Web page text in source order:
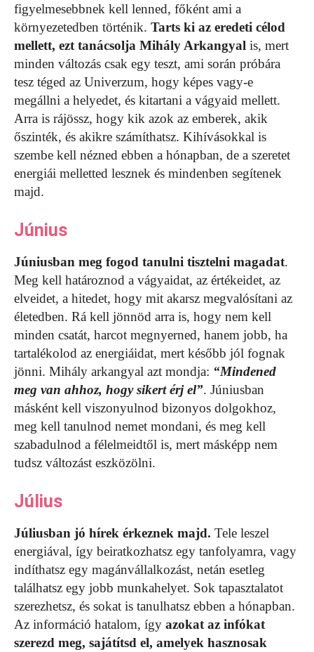
figyelmesebbnek kell lenned, főként ami a
környezetedben történik. Tarts ki az eredeti célod
mellett, ezt tanácsolja Mihály Arkangyal is, mert
minden változás csak egy teszt, ami során próbára
tesz téged az Univerzum, hogy képes vagy-e
megállni a helyedet, és kitartani a vágyaid mellett.
Arra is rájössz, hogy kik azok az emberek, akik
őszinték, és akikre számíthatsz. Kihívásokkal is
szembe kell nézned ebben a hónapban, de a szeretet
energiái melletted lesznek és mindenben segítenek
majd.
Június
Júniusban meg fogod tanulni tisztelni magadat.
Meg kell határoznod a vágyaidat, az értékeidet, az
elveidet, a hitedet, hogy mit akarsz megvalósítani az
életedben. Rá kell jönnöd arra is, hogy nem kell
minden csatát, harcot megnyerned, hanem jobb, ha
tartalékolod az energiáidat, mert később jól fognak
jönni. Mihály arkangyal azt mondja: “Mindened
meg van ahhoz, hogy sikert érj el”. Júniusban
másként kell viszonyulnod bizonyos dolgokhoz,
meg kell tanulnod nemet mondani, és meg kell
szabadulnod a félelmeidtől is, mert másképp nem
tudsz változást eszközölni.
Július
Júliusban jó hírek érkeznek majd. Tele leszel
energiával, így beiratkozhatsz egy tanfolyamra, vagy
indíthatsz egy magánvállalkozást, netán esetleg
találhatsz egy jobb munkahelyet. Sok tapasztalatot
szerezhetsz, és sokat is tanulhatsz ebben a hónapban.
Az információ hatalom, így azokat az infókat
szerezd meg, sajátítsd el, amelyek hasznosak